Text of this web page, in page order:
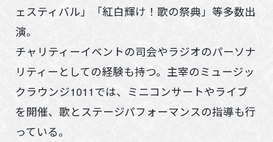
ェスティバル」「紅白輝け！歌の祭典」等多数出
演。
チャリティーイベントの司会やラジオのパーソナ
リティーとしての経験も持つ。主宰のミュージッ
クラウンジ1011では、ミニコンサートやライブ
を開催、歌とステージパフォーマンスの指導も行
っている。